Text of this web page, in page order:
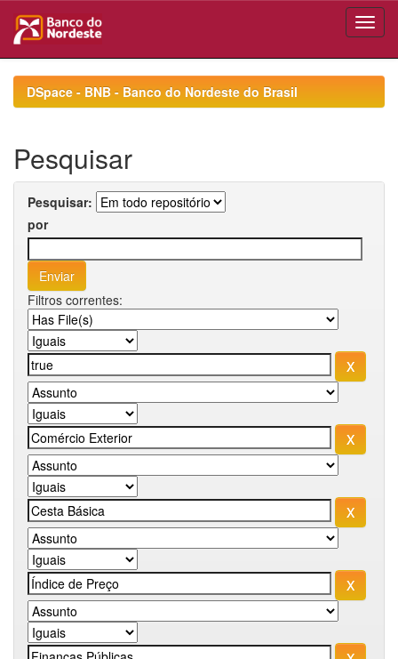
navigationDSpace - BNB - Banco do Nordeste do Brasil
Pesquisar
Pesquisar:
por
Filtros correntes: